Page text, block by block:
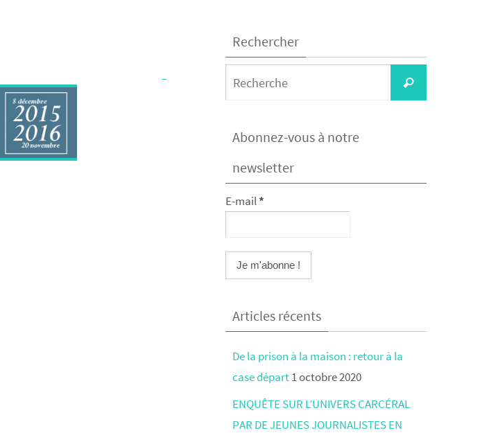
Rechercher
Recherche
Abonnez-vous à notre
newsletter
E-mail*
Articles récents
De la prison à la maison : retour à la
case départ1 octobre 2020
ENQUÊTE SUR L’UNIVERS CARCÉRAL
PAR DE JEUNES JOURNALISTES EN